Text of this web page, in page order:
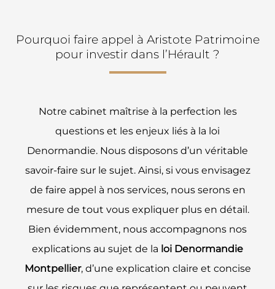
Pourquoi faire appel à Aristote Patrimoine
pour investir dans l’Hérault ?
Notre cabinet maîtrise à la perfection les
questions et les enjeux liés à la loi
Denormandie. Nous disposons d’un véritable
savoir-faire sur le sujet. Ainsi, si vous envisagez
de faire appel à nos services, nous serons en
mesure de tout vous expliquer plus en détail.
Bien évidemment, nous accompagnons nos
explications au sujet de la loi Denormandie
Montpellier, d’une explication claire et concise